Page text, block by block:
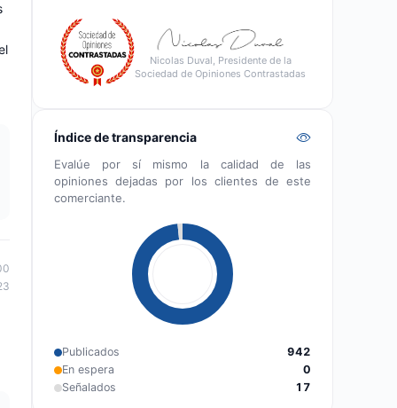
Nicolas Duval, Presidente de la
Sociedad de Opiniones Contrastadas
Índice de transparencia
Evalúe por sí mismo la calidad de las
opiniones dejadas por los clientes de este
comerciante.
Publicados
942
En espera
0
Señalados
17